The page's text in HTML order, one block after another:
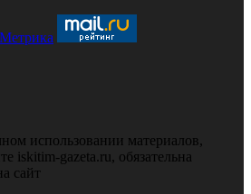
использовании материалов,
iskitim-gazeta.ru, обязательна
сайт